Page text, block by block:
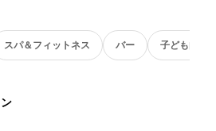
スパ＆フィットネス バー 子ども向け